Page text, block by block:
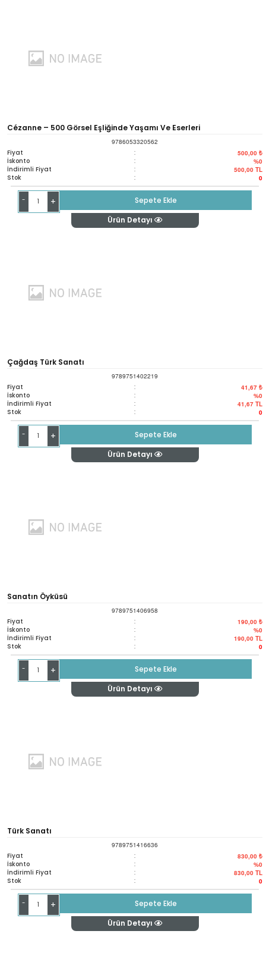
Cézanne – 500 Görsel Eşliğinde Yaşamı Ve Eserleri
9786053320562
Fiyat : 500,00 ₺
İskonto : %0
İndirimli Fiyat : 500,00 TL
Stok : 0
- +
Sepete Ekle
Ürün Detayı
Çağdaş Türk Sanatı
9789751402219
Fiyat : 41,67 ₺
İskonto : %0
İndirimli Fiyat : 41,67 TL
Stok : 0
- +
Sepete Ekle
Ürün Detayı
Sanatın Öyküsü
9789751406958
Fiyat : 190,00 ₺
İskonto : %0
İndirimli Fiyat : 190,00 TL
Stok : 0
- +
Sepete Ekle
Ürün Detayı
Türk Sanatı
9789751416636
Fiyat : 830,00 ₺
İskonto : %0
İndirimli Fiyat : 830,00 TL
Stok : 0
- +
Sepete Ekle
Ürün Detayı